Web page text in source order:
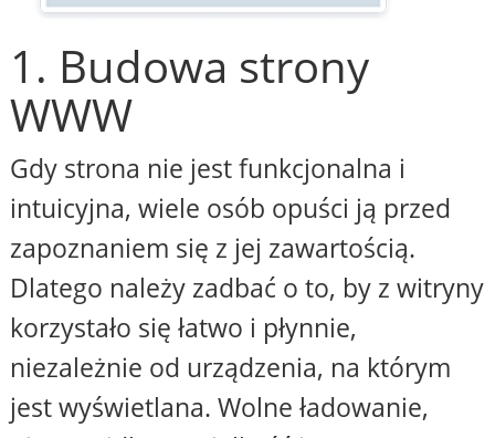
1. Budowa strony
WWW
Gdy strona nie jest funkcjonalna i
intuicyjna, wiele osób opuści ją przed
zapoznaniem się z jej zawartością.
Dlatego należy zadbać o to, by z witryny
korzystało się łatwo i płynnie,
niezależnie od urządzenia, na którym
jest wyświetlana. Wolne ładowanie,